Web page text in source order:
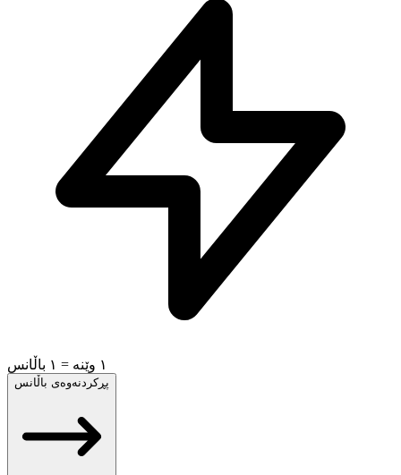
١ وێنە = ١ باڵانس
پڕکردنەوەی باڵانس